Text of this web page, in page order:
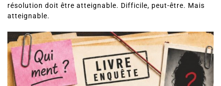
résolution doit être atteignable. Difficile, peut-être. Mais
atteignable.